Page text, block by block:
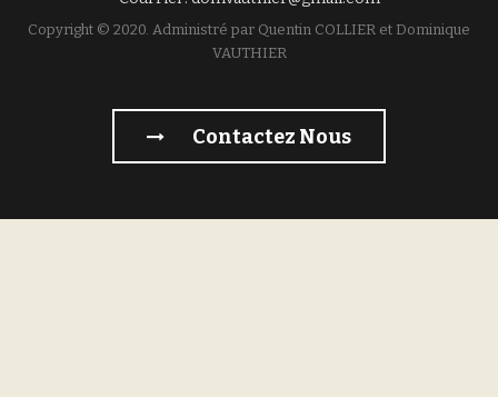
Copyright © 2020. Administré par Quentin COLLIER et Dominique
VAUTHIER
Contactez Nous